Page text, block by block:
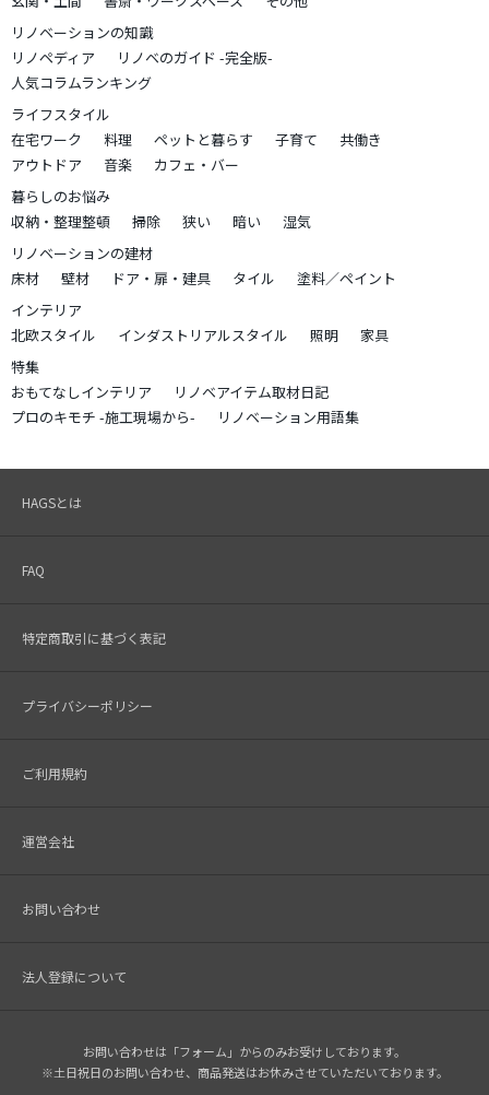
リノベーションの知識
リノペディア
リノベのガイド -完全版-
人気コラムランキング
ライフスタイル
在宅ワーク
料理 ペットと暮らす 子育て
共働き
アウトドア
音楽
カフェ・バー
暮らしのお悩み
収納・整理整頓
掃除 狭い 暗い
湿気
リノベーションの建材
床材
壁材 ドア・扉・建具 タイル
塗料／ペイント
インテリア
北欧スタイル
インダストリアルスタイル 照明
家具
特集
おもてなしインテリア
リノベアイテム取材日記
プロのキモチ -施工現場から-
リノベーション用語集
HAGSとは
FAQ
特定商取引に基づく表記
プライバシーポリシー
ご利用規約
運営会社
お問い合わせ
法人登録について
お問い合わせは「フォーム」からのみお受けしております。
※土日祝日のお問い合わせ、商品発送はお休みさせていただいております。